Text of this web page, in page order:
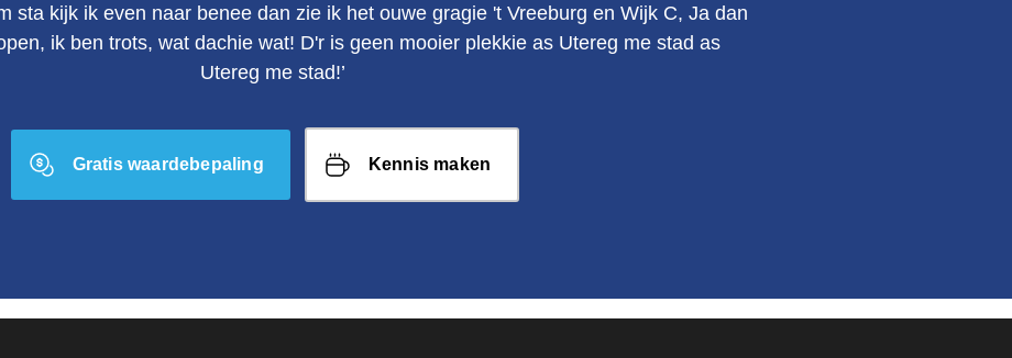
sta kijk ik even naar benee dan zie ik het ouwe gragie 't Vreeburg en Wijk C, Ja dan
ik ben trots, wat dachie wat! D'r is geen mooier plekkie as Utereg me stad as
Utereg me stad!’
Gratis waardebepaling Kennis maken